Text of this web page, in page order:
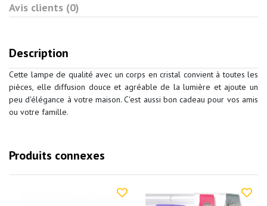
Avis clients (0)
Description
Cette lampe de qualité avec un corps en cristal convient à toutes les
pièces, elle diffusion douce et agréable de la lumière et ajoute un
peu d'élégance à votre maison. C'est aussi bon cadeau pour vos amis
ou votre famille.
Produits connexes